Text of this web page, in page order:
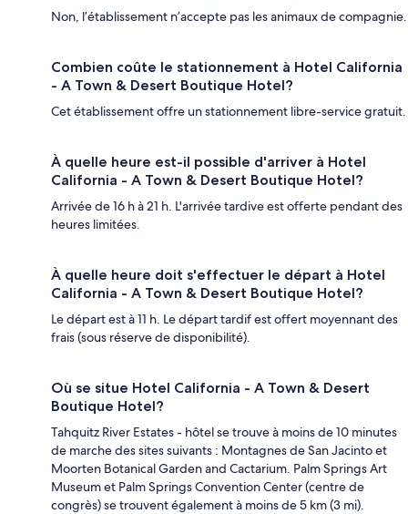
Non, l’établissement n’accepte pas les animaux de compagnie.
Combien coûte le stationnement à Hotel California
- A Town & Desert Boutique Hotel?
Cet établissement offre un stationnement libre-service gratuit.
À quelle heure est-il possible d'arriver à Hotel
California - A Town & Desert Boutique Hotel?
Arrivée de 16 h à 21 h. L'arrivée tardive est offerte pendant des
heures limitées.
À quelle heure doit s'effectuer le départ à Hotel
California - A Town & Desert Boutique Hotel?
Le départ est à 11 h. Le départ tardif est offert moyennant des
frais (sous réserve de disponibilité).
Où se situe Hotel California - A Town & Desert
Boutique Hotel?
Tahquitz River Estates - hôtel se trouve à moins de 10 minutes
de marche des sites suivants : Montagnes de San Jacinto et
Moorten Botanical Garden and Cactarium. Palm Springs Art
Museum et Palm Springs Convention Center (centre de
congrès) se trouvent également à moins de 5 km (3 mi).